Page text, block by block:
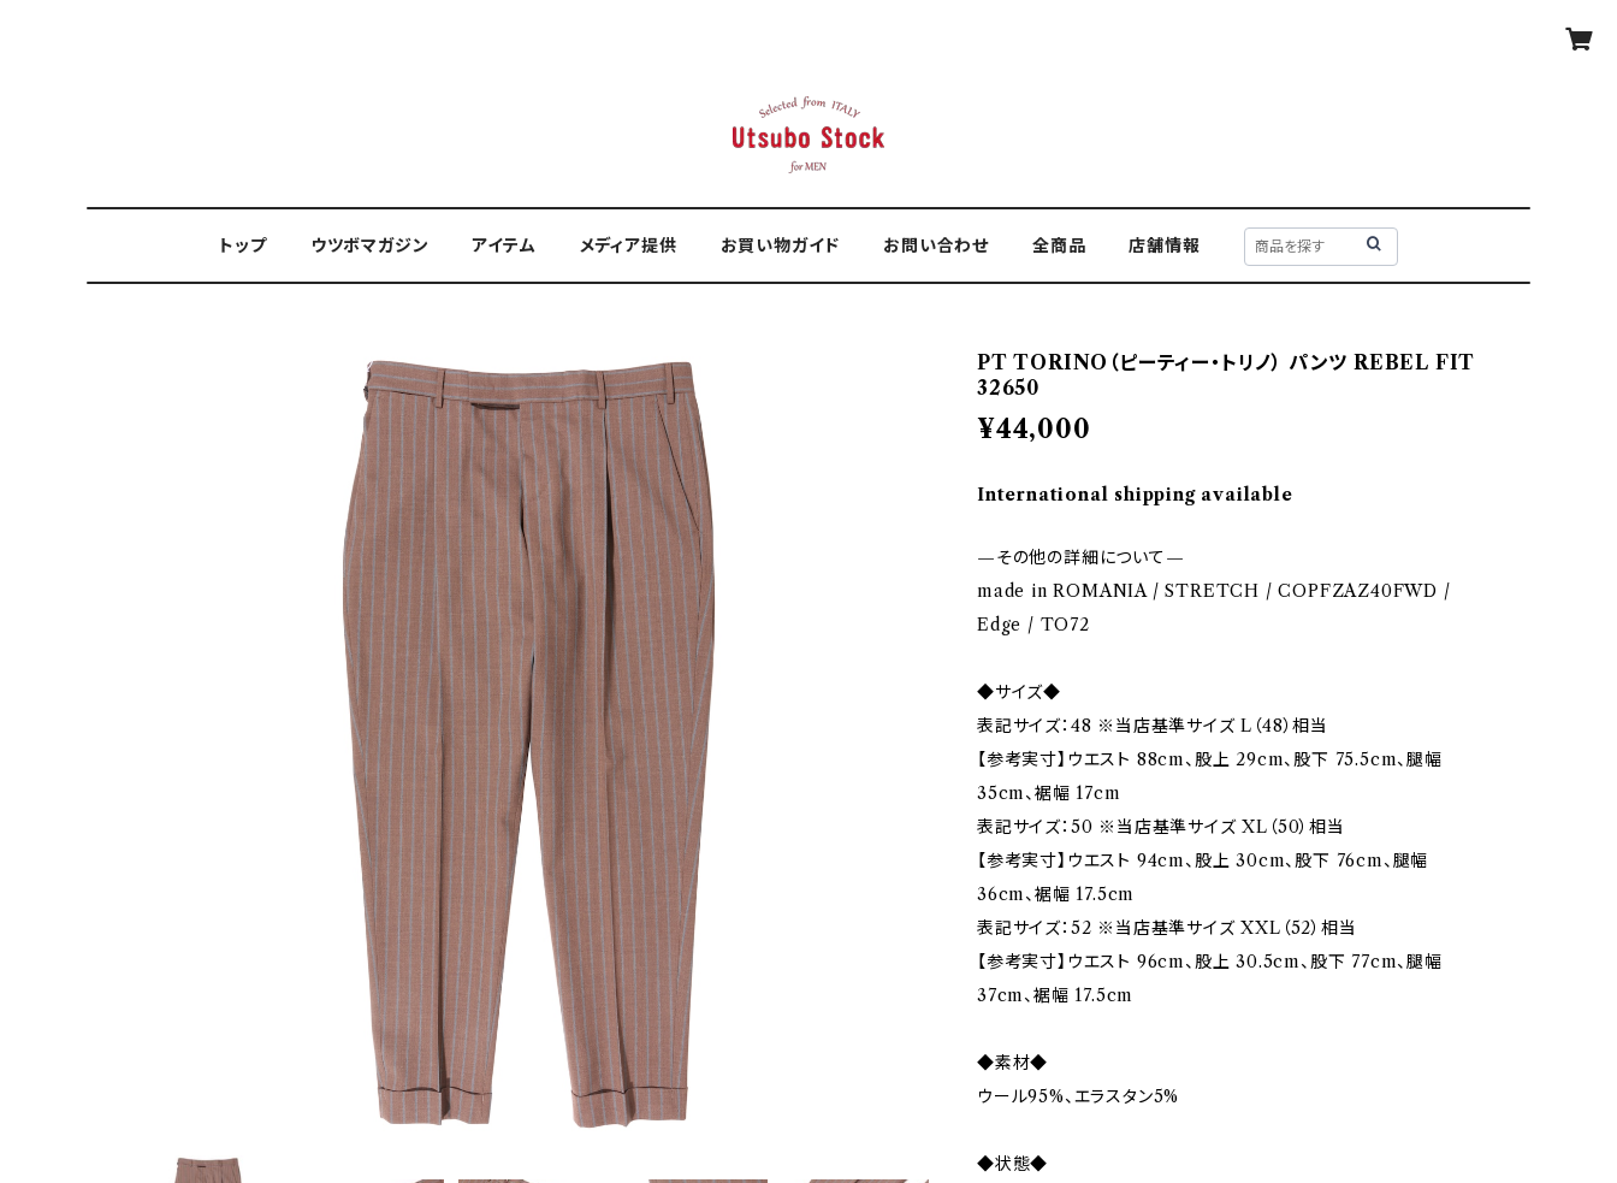
トップ ウツボマガジン アイテム メディア提供 お買い物ガイド お問い合わせ 全商品 店舗情報
PT TORINO（ピーティー・トリノ） パンツ REBEL FIT
32650
¥44,000
International shipping available
—その他の詳細について—
made in ROMANIA / STRETCH / COPFZAZ40FWD /
Edge / TO72
◆サイズ◆
表記サイズ：48 ※当店基準サイズ L（48）相当
【参考実寸】ウエスト 88cm、股上 29cm、股下 75.5cm、腿幅
35cm、裾幅 17cm
表記サイズ：50 ※当店基準サイズ XL（50）相当
【参考実寸】ウエスト 94cm、股上 30cm、股下 76cm、腿幅
36cm、裾幅 17.5cm
表記サイズ：52 ※当店基準サイズ XXL（52）相当
【参考実寸】ウエスト 96cm、股上 30.5cm、股下 77cm、腿幅
37cm、裾幅 17.5cm
◆素材◆
ウール95%、エラスタン5%
◆状態◆